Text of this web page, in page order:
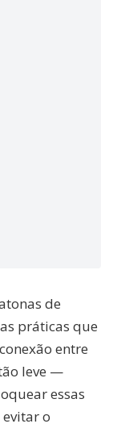
de
práticas que
entre
leve —
essas
o